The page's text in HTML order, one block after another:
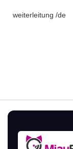
weiterleitung /de